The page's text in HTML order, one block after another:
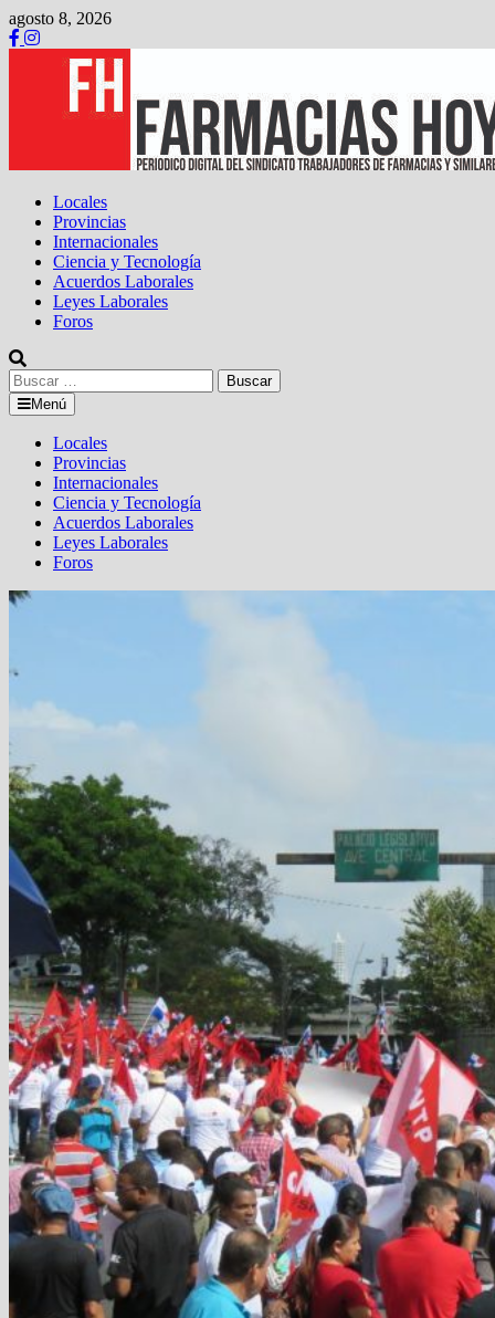
Saltar
al
contenido
agosto 8, 2026
Locales
Provincias
Internacionales
Ciencia y Tecnología
Acuerdos Laborales
Leyes Laborales
Foros
Buscar:
Menú
Locales
Provincias
Internacionales
Ciencia y Tecnología
Acuerdos Laborales
Leyes Laborales
Foros